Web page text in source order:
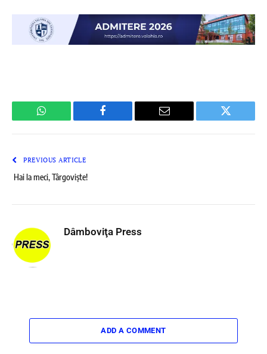
WhatsApp Facebook Email Twitter
PREVIOUS ARTICLE
Hai la meci, Târgoviște!
Dâmboviţa Press
ADD A COMMENT